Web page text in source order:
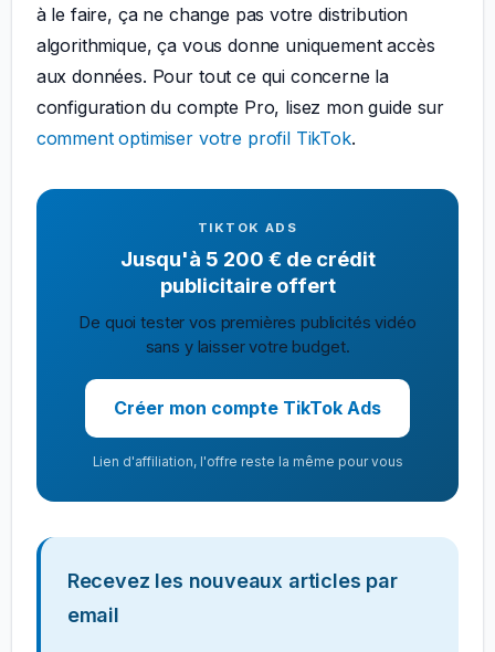
à le faire, ça ne change pas votre distribution
algorithmique, ça vous donne uniquement accès
aux données. Pour tout ce qui concerne la
configuration du compte Pro, lisez mon guide sur
comment optimiser votre profil TikTok.
TIKTOK ADS
Jusqu'à 5 200 € de crédit
publicitaire offert
De quoi tester vos premières publicités vidéo
sans y laisser votre budget.
Créer mon compte TikTok Ads
Lien d'affiliation, l'offre reste la même pour vous
Recevez les nouveaux articles par
email